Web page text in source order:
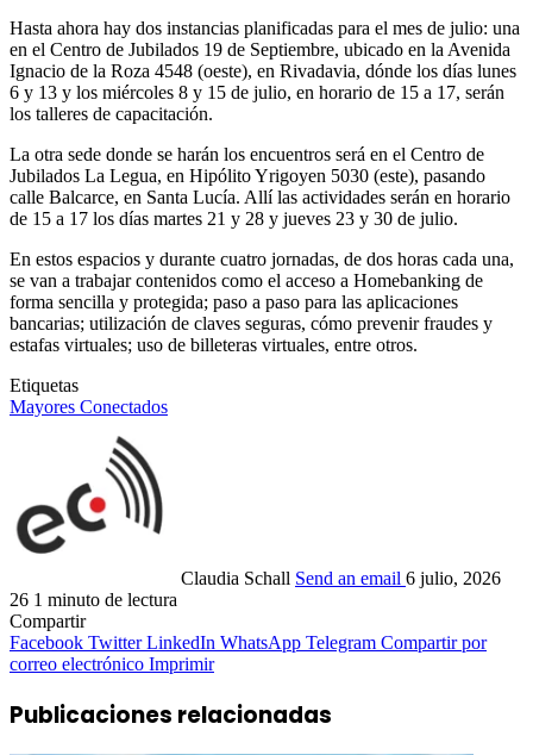
Hasta ahora hay dos instancias planificadas para el mes de julio: una
en el Centro de Jubilados 19 de Septiembre, ubicado en la Avenida
Ignacio de la Roza 4548 (oeste), en Rivadavia, dónde los días lunes
6 y 13 y los miércoles 8 y 15 de julio, en horario de 15 a 17, serán
los talleres de capacitación.
La otra sede donde se harán los encuentros será en el Centro de
Jubilados La Legua, en Hipólito Yrigoyen 5030 (este), pasando
calle Balcarce, en Santa Lucía. Allí las actividades serán en horario
de 15 a 17 los días martes 21 y 28 y jueves 23 y 30 de julio.
En estos espacios y durante cuatro jornadas, de dos horas cada una,
se van a trabajar contenidos como el acceso a Homebanking de
forma sencilla y protegida; paso a paso para las aplicaciones
bancarias; utilización de claves seguras, cómo prevenir fraudes y
estafas virtuales; uso de billeteras virtuales, entre otros.
Etiquetas
Mayores Conectados
Claudia Schall Send an email 6 julio, 2026
26 1 minuto de lectura
Compartir
Facebook Twitter LinkedIn WhatsApp Telegram Compartir por
correo electrónico Imprimir
Publicaciones relacionadas